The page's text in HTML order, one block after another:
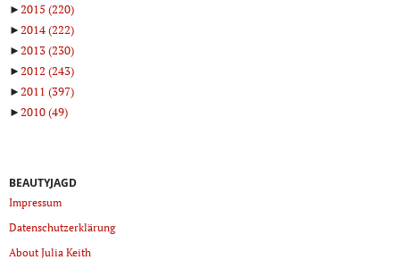
►2015 (220)
►2014(222)
►2013(230)
►2012 (243)
►2011 (397)
►2010(49)
BEAUTYJAGD
Impressum
Datenschutzerklärung
About Julia Keith